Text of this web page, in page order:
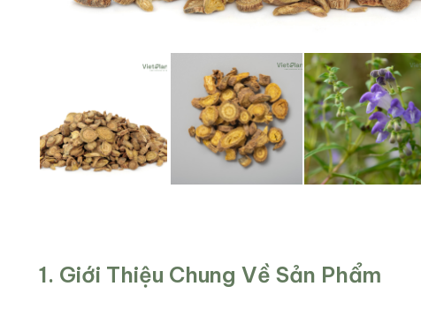
1. Giới Thiệu Chung Về Sản Phẩm